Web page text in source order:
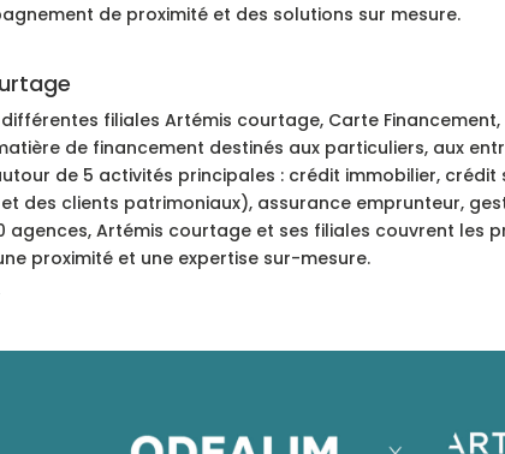
de proximité et des solutions sur mesure.
filiales Artémis courtage, Carte
de financement destinés aux particuliers, aux
de 5 activités principales : crédit immobilier,
des clients patrimoniaux), assurance emprunteur,
agences, Artémis courtage et ses filiales couvrent
proximité et une expertise sur-mesure.